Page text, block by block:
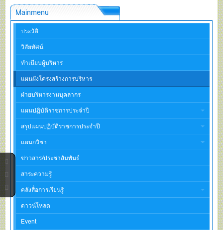
Mainmenu
ประวัติ
วิสัยทัศน์
ทำเนียบผู้บริหาร
แผนผังโครงสร้างการบริหาร
ฝ่ายบริหารงานบุคลากร
แผนปฏิบัติราชการประจำปี
สรุปแผนปฏิบัติราชการประจำปี
แผนกวิชา
ข่าวสาร/ประชาสัมพันธ์
สาระความรู้
คลังสื่อการเรียนรู้
ดาวน์โหลด
Event